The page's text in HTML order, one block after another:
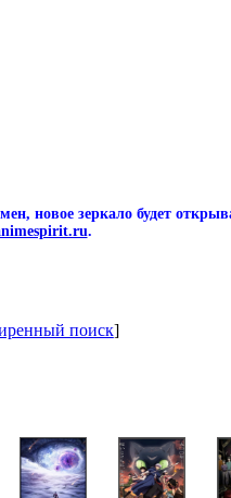
новое зеркало будет
.
поиск]